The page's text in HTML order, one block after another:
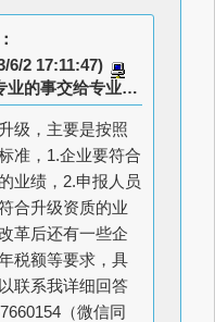
6/2 17:11:47)
Re:专业的事交给专业的人
级，主要是按照
准，1.企业要符合
业绩，2.申报人员
合升级资质的业
革后还有一些企
税额等要求，具
联系我详细回答
（微信同